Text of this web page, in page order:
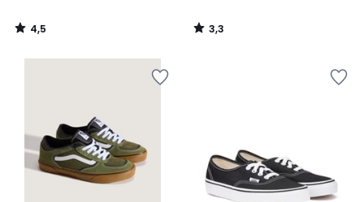
4,5
/
3,3
/